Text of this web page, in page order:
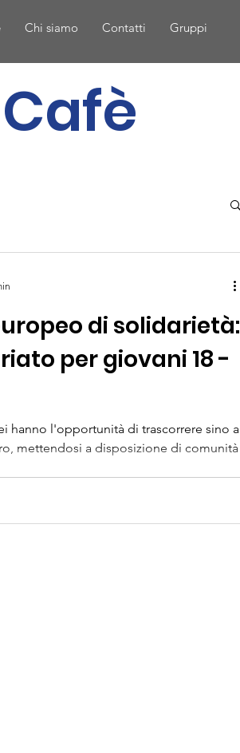
Chi siamo Contatti Gruppi
di solidarietà:
per giovani 18 -
hanno l'opportunità di trascorrere sino a
mettendosi a disposizione di comunità